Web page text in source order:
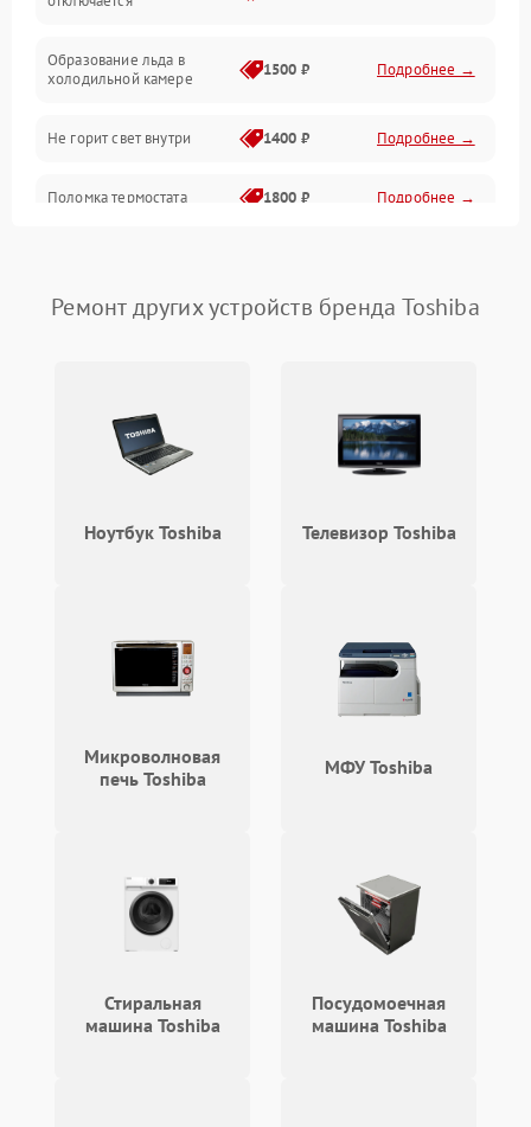
Образование льда в
холодильной камере
1500 ₽ Подробнее →
Не горит свет внутри 1400 ₽ Подробнее →
Поломка термостата 1800 ₽ Подробнее →
Поломка системы No Frost 2600 ₽ Подробнее →
Сбой в работе инвертора Подробнее →
работе
2000 ₽ Подробнее →
Проблемы с системой
автоматической
Подробнее →
Ремонт других устройств бренда Toshiba
Ноутбук Toshiba Телевизор Toshiba
Микроволновая
печь Toshiba
МФУ Toshiba
Стиральная
машина Toshiba
Посудомоечная
машина Toshiba